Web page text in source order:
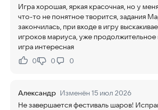
Игра хорошая, яркая красочная, но у
что-то не понятное творится, задания
закончилась, при входе в игру
игроков мариуса, уже продолжительное
игра интересная
Нравится:
0Не нравится:
0 0
Александр Изменён 15 июл 2026
Не завершается фестиваль шаров!